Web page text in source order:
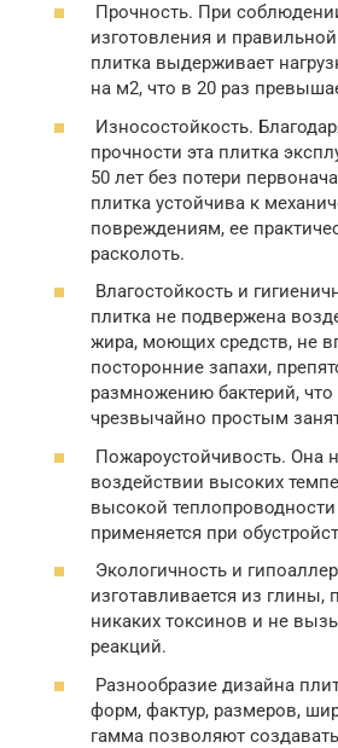
Прочность. При
изготовления и правильной
плитка выдерживает
на м2, что в 20 раз
Износостойкость.
прочности эта плитка
50 лет без потери
плитка устойчива к
повреждениям, ее
расколоть.
Влагостойкость и
плитка не подвержена
жира, моющих средств, не
посторонние запахи,
размножению бактерий, что
чрезвычайно простым
Пожароустойчивость. Она
воздействии высоких
высокой
применяется при
Экологичность и
изготавливается из глины,
никаких токсинов и не
реакций.
Разнообразие дизайна
форм, фактур, размеров,
гамма позволяют